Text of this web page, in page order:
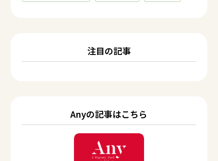
注目の記事
Anyの記事はこちら